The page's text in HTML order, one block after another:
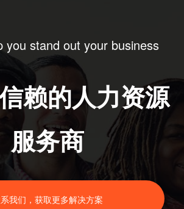
you stand out your business
赖的人力资源
服务商
我们，获取更多解决方案